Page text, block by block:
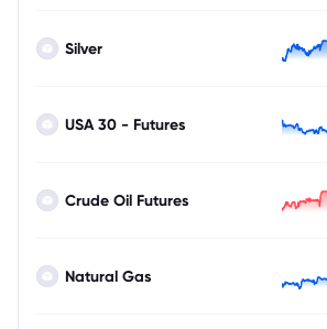
Silver
USA 30 - Futures
Crude Oil Futures
Natural Gas